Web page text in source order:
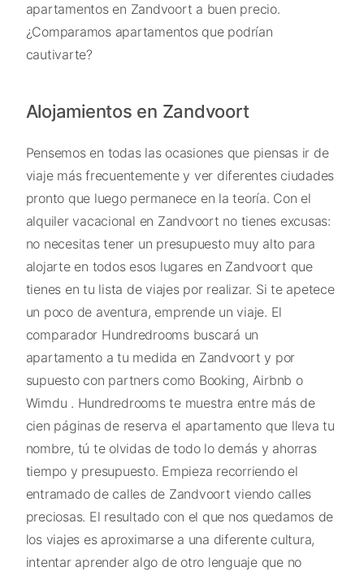
apartamentos en Zandvoort a buen precio.
¿Comparamos apartamentos que podrían
cautivarte?
Alojamientos en Zandvoort
Pensemos en todas las ocasiones que piensas ir de
viaje más frecuentemente y ver diferentes ciudades
pronto que luego permanece en la teoría. Con el
alquiler vacacional en Zandvoort no tienes excusas:
no necesitas tener un presupuesto muy alto para
alojarte en todos esos lugares en Zandvoort que
tienes en tu lista de viajes por realizar. Si te apetece
un poco de aventura, emprende un viaje. El
comparador Hundredrooms buscará un
apartamento a tu medida en Zandvoort y por
supuesto con partners como Booking, Airbnb o
Wimdu . Hundredrooms te muestra entre más de
cien páginas de reserva el apartamento que lleva tu
nombre, tú te olvidas de todo lo demás y ahorras
tiempo y presupuesto. Empieza recorriendo el
entramado de calles de Zandvoort viendo calles
preciosas. El resultado con el que nos quedamos de
los viajes es aproximarse a una diferente cultura,
intentar aprender algo de otro lenguaje que no